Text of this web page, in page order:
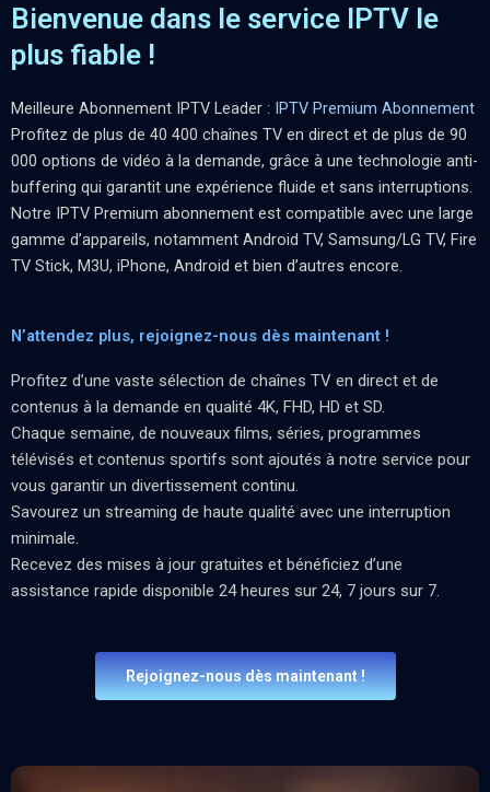
Bienvenue dans le service IPTV le
plus fiable !
Meilleure Abonnement IPTV Leader : IPTV Premium Abonnement
Profitez de plus de 40 400 chaînes TV en direct et de plus de 90
000 options de vidéo à la demande, grâce à une technologie anti-
buffering qui garantit une expérience fluide et sans interruptions.
Notre IPTV Premium abonnement est compatible avec une large
gamme d’appareils, notamment Android TV, Samsung/LG TV, Fire
TV Stick, M3U, iPhone, Android et bien d’autres encore.
N’attendez plus, rejoignez-nous dès maintenant !
Profitez d’une vaste sélection de chaînes TV en direct et de
contenus à la demande en qualité 4K, FHD, HD et SD.
Chaque semaine, de nouveaux films, séries, programmes
télévisés et contenus sportifs sont ajoutés à notre service pour
vous garantir un divertissement continu.
Savourez un streaming de haute qualité avec une interruption
minimale.
Recevez des mises à jour gratuites et bénéficiez d’une
assistance rapide disponible 24 heures sur 24, 7 jours sur 7.
Rejoignez-nous dès maintenant !